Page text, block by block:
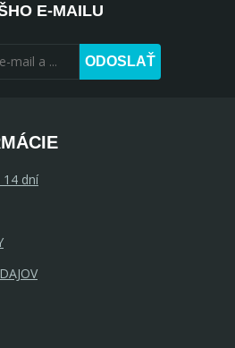
E-MAILU
ODOSLAŤ
dní